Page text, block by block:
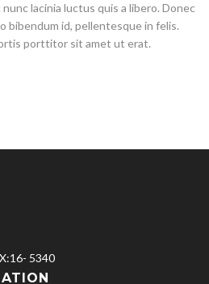
nunc lacinia luctus quis a libero. Donec
bibendum id, pellentesque in felis.
porttitor sit amet ut erat.
5340